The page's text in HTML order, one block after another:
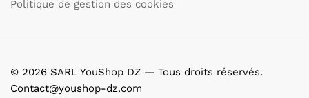
Politique de gestion des cookies
© 2026 SARL YouShop DZ — Tous droits réservés.
Contact@youshop-dz.com